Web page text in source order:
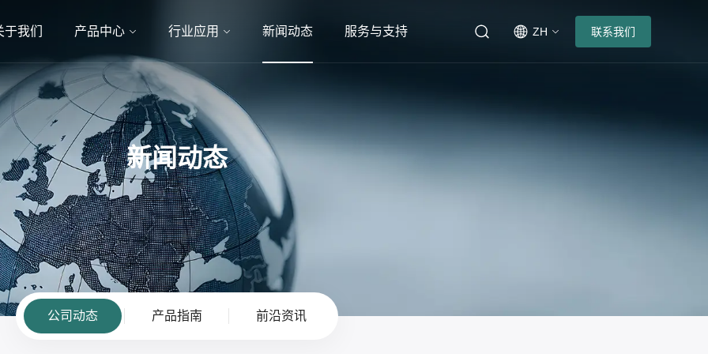
于我们 产品中心 行业应用 新闻动态 服务与支持 ZH 联系我们
新闻动态
公司动态 产品指南 前沿资讯